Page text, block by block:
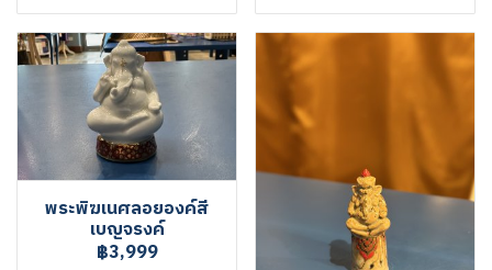
พระพิฆเนศลอยองค์สี
เบญจรงค์
฿3,999